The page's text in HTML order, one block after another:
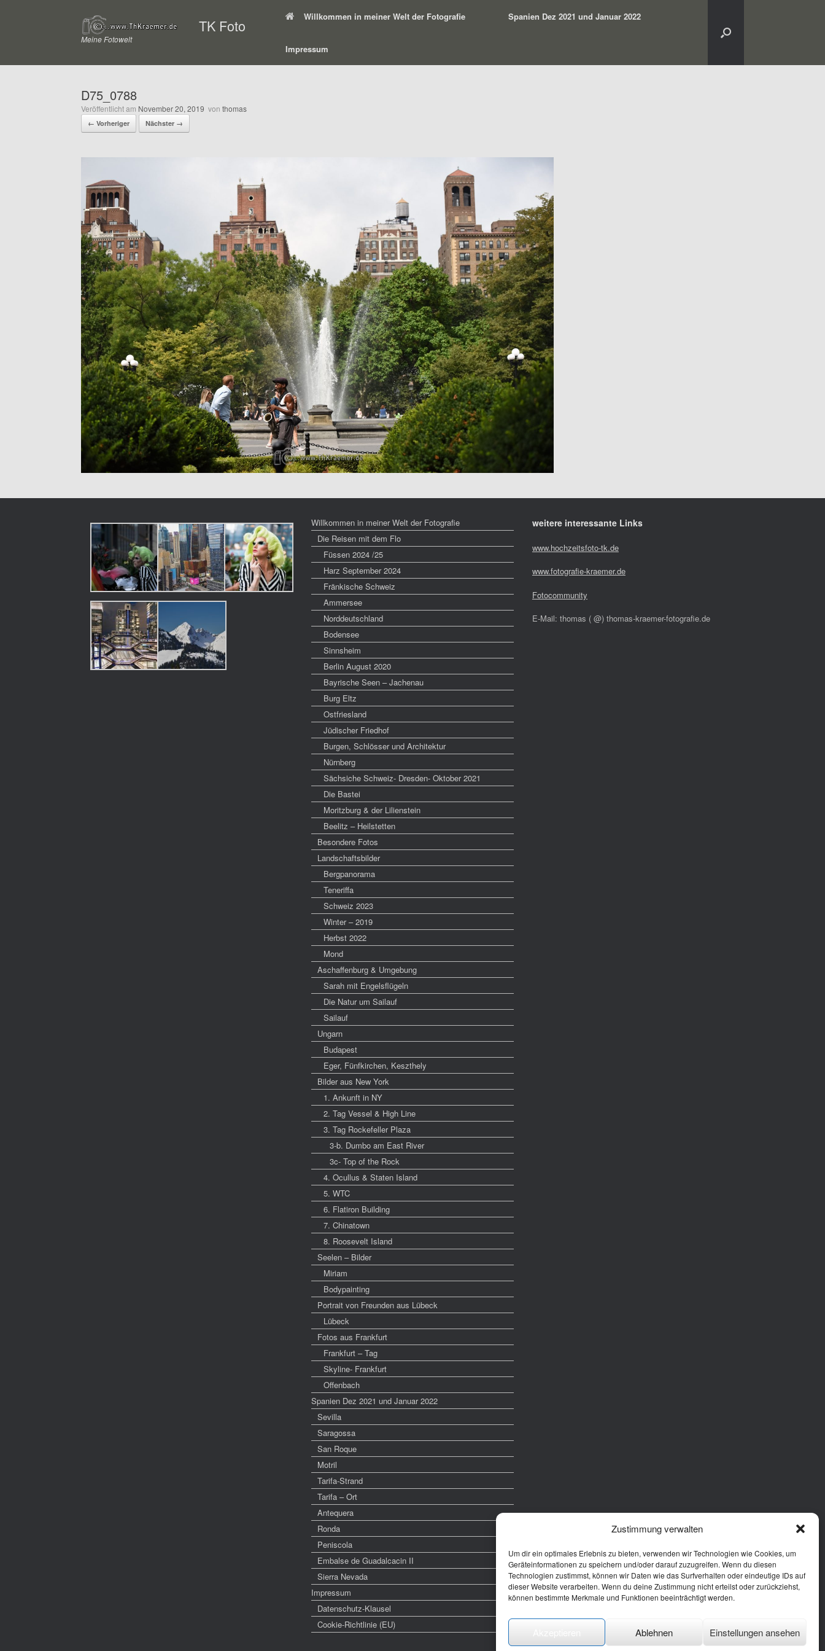
Zustimmung verwalten
Um dir ein optimales Erlebnis zu bieten, verwenden wir Technologien wie Cookies, um
Geräteinformationen zu speichern und/oder darauf zuzugreifen. Wenn du diesen
Technologien zustimmst, können wir Daten wie das Surfverhalten oder eindeutige IDs auf
dieser Website verarbeiten. Wenn du deine Zustimmung nicht erteilst oder zurückziehst,
können bestimmte Merkmale und Funktionen beeinträchtigt werden.
Ablehnen Einstellungen ansehen
TK Foto
Meine Fotowelt
Willkommen in meiner Welt der Fotografie Spanien Dez 2021 und Januar 2022
Impressum
D75_0788
Veröffentlicht am November 20, 2019 von thomas
← Vorheriger Nächster →
Willkommen in meiner Welt der Fotografie
Die Reisen mit dem Flo
Füssen 2024 /25
Harz September 2024
Fränkische Schweiz
Ammersee
Norddeutschland
Bodensee
Sinnsheim
Berlin August 2020
Bayrische Seen – Jachenau
Burg Eltz
Ostfriesland
Jüdischer Friedhof
Burgen, Schlösser und Architektur
Nürnberg
Sächsiche Schweiz- Dresden- Oktober 2021
Die Bastei
Moritzburg & der Lilienstein
Beelitz – Heilstetten
Besondere Fotos
Landschaftsbilder
Bergpanorama
Teneriffa
Schweiz 2023
Winter – 2019
Herbst 2022
Mond
Aschaffenburg & Umgebung
Sarah mit Engelsflügeln
Die Natur um Sailauf
Sailauf
Ungarn
Budapest
Eger, Fünfkirchen, Keszthely
Bilder aus New York
1. Ankunft in NY
2. Tag Vessel & High Line
3. Tag Rockefeller Plaza
3-b. Dumbo am East River
3c- Top of the Rock
4. Ocullus & Staten Island
5. WTC
6. Flatiron Building
7. Chinatown
8. Roosevelt Island
Seelen – Bilder
Miriam
Bodypainting
Portrait von Freunden aus Lübeck
Lübeck
Fotos aus Frankfurt
Frankfurt – Tag
Skyline- Frankfurt
Offenbach
Spanien Dez 2021 und Januar 2022
Sevilla
Saragossa
San Roque
Motril
Tarifa-Strand
Tarifa – Ort
Antequera
Ronda
Peniscola
Embalse de Guadalcacin II
Sierra Nevada
Impressum
Datenschutz-Klausel
Cookie-Richtlinie (EU)
weitere interessante Links
www.hochzeitsfoto-tk.de
www.fotografie-kraemer.de
Fotocommunity
E-Mail: thomas ( @) thomas-kraemer-fotografie.de